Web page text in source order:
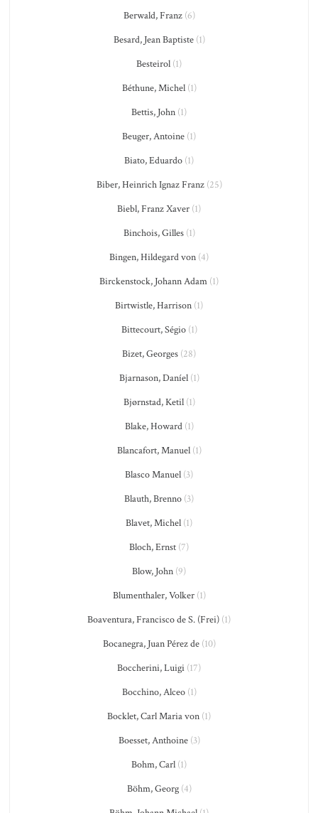
Berwald, Franz(6)
Besard, Jean Baptiste(1)
Besteirol (1)
Béthune, Michel(1)
Bettis, John (1)
Beuger, Antoine (1)
Biato, Eduardo (1)
Biber, Heinrich Ignaz Franz(25)
Biebl, Franz Xaver (1)
Binchois, Gilles(1)
Bingen, Hildegard von (4)
Birckenstock, Johann Adam (1)
Birtwistle, Harrison (1)
Bittecourt, Ségio(1)
Bizet, Georges (28)
Bjarnason, Daníel(1)
Bjørnstad, Ketil(1)
Blake, Howard(1)
Blancafort, Manuel(1)
Blasco Manuel (3)
Blauth, Brenno (3)
Blavet, Michel (1)
Bloch, Ernst (7)
Blow, John (9)
Blumenthaler, Volker(1)
Boaventura, Francisco de S. (Frei) (1)
Bocanegra, Juan Pérez de(10)
Boccherini, Luigi (17)
Bocchino, Alceo(1)
Bocklet, Carl Maria von (1)
Boesset, Anthoine(3)
Bohm, Carl (1)
Böhm, Georg(4)